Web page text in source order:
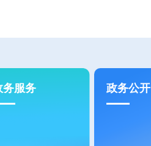
务服务 政务公开